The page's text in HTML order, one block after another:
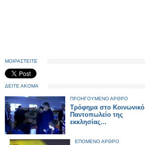
ΜΟΙΡΑΣΤΕΙΤΕ
ΔΕΙΤΕ ΑΚΟΜΑ
ΠΡΟΗΓΟΥΜΕΝΟ ΑΡΘΡΟ
Τρόφημα στο Κοινωνικό
Παντοπωλείο της
εκκλησίας...
ΕΠΟΜΕΝΟ ΑΡΘΡΟ